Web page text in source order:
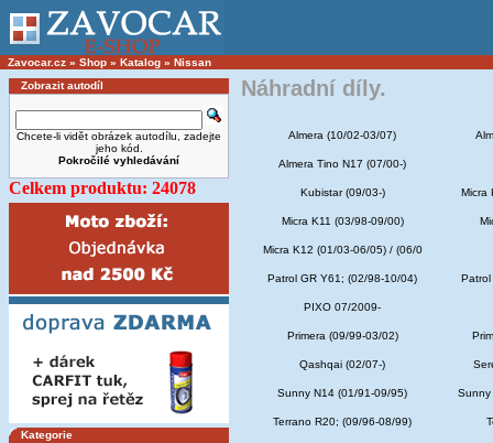
Zavocar.cz » Shop » Katalog » Nissan
Zobrazit autodíl
Chcete-li vidět obrázek autodílu, zadejte
jeho kód.
Pokročilé vyhledávání
Celkem produktu: 24078
Kategorie
Náhradní díly.
Almera (10/02-03/07)
Almera Tino N17 (07/00-)
Kubistar (09/03-) Micra
Micra K11 (03/98-09/00)
Micra K12 (01/03-06/05) / (06/0
Patrol GR Y61; (02/98-10/04)
PIXO 07/2009-
Primera (09/99-03/02)
Qashqai (02/07-)
Sunny N14 (01/91-09/95) Sunny
Terrano R20; (09/96-08/99)